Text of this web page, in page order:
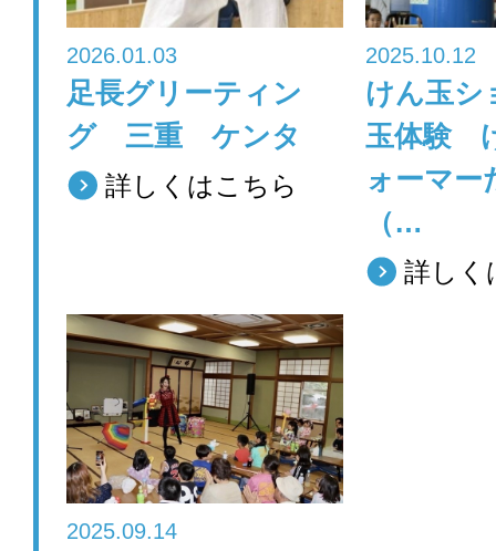
2026.01.03
足長グリーティン
グ 三重 ケンタ
詳しくはこちら
2025.10.12
けん玉シ
玉体験
ォーマ
（…
詳しく
2025.09.14